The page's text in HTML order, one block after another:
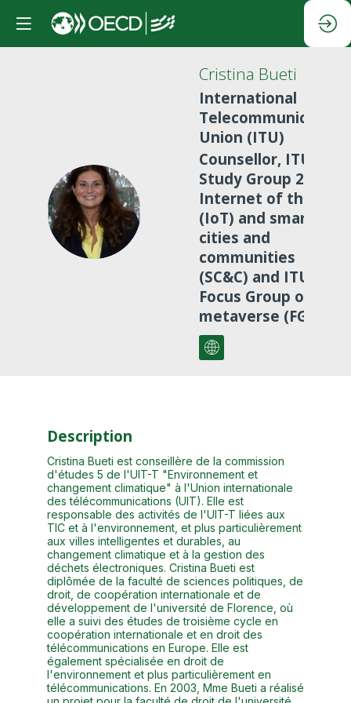
CB
Cristina Bueti
International
Telecommunication
Union (ITU)
Counsellor, ITU-T
Study Group 20 on
Internet of things
(IoT) and smart
cities and
communities
(SC&C) and ITU
Focus Group on
metaverse (FG-MV)
Description
Cristina Bueti est conseillère de la commission
d'études 5 de l'UIT-T "Environnement et
changement climatique" à l'Union internationale
des télécommunications (UIT). Elle est
responsable des activités de l'UIT-T liées aux
TIC et à l'environnement, et plus particulièrement
aux villes intelligentes et durables, au
changement climatique et à la gestion des
déchets électroniques. Cristina Bueti est
diplômée de la faculté de sciences politiques, de
droit, de coopération internationale et de
développement de l'université de Florence, où
elle a suivi des études de troisième cycle en
coopération internationale et en droit des
télécommunications en Europe. Elle est
également spécialisée en droit de
l'environnement et plus particulièrement en
télécommunications. En 2003, Mme Bueti a réalisé